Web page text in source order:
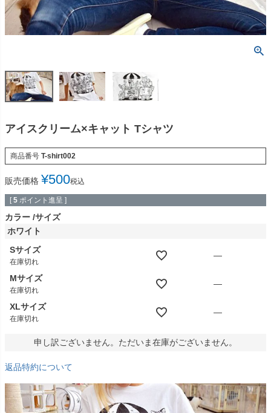
アイスクリーム×キャット Tシャツ
商品番号 T-shirt002
販売価格 ¥500税込
[ 5 ポイント進呈 ]
カラー サイズ
ホワイト
Sサイズ
在庫切れ
—
Mサイズ
在庫切れ
—
XLサイズ
在庫切れ
—
申し訳ございません。ただいま在庫がございません。
返品特約について